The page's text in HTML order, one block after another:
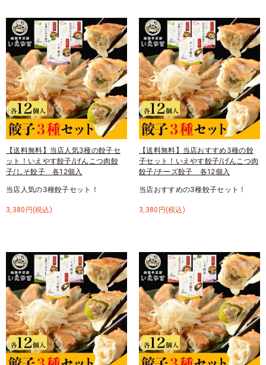
【送料無料】当店人気3種の餃子セ
ット！いえやす餃子/げんこつ肉餃
子/しそ餃子 各12個入
当店人気の3種餃子セット！
3,380円(税込)
【送料無料】当店おすすめ3種の餃
子セット！いえやす餃子/げんこつ肉
餃子/チーズ餃子 各12個入
当店おすすめの3種餃子セット！
3,380円(税込)